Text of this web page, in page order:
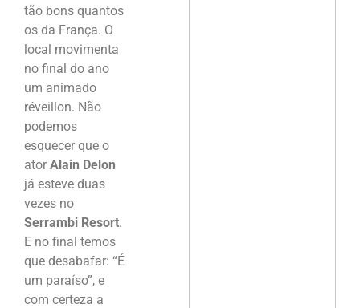
tão bons quantos
os da França. O
local movimenta
no final do ano
um animado
réveillon. Não
podemos
esquecer que o
ator Alain Delon
já esteve duas
vezes no
Serrambi Resort.
E no final temos
que desabafar: “É
um paraíso”, e
com certeza a